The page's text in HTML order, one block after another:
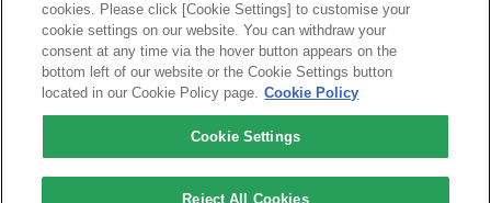
cookies. Please click [Cookie Settings] to customise your
cookie settings on our website. You can withdraw your
consent at any time via the hover button appears on the
bottom left of our website or the Cookie Settings button
located in our Cookie Policy page. Cookie Policy
Cookie Settings
Reject All Cookies